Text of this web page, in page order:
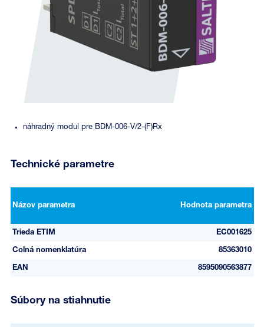
náhradný modul pre BDM-006-V/2-(F)Rx
Technické parametre
Názov parametra Hodnota parametra
Trieda ETIM EC001625
Colná nomenklatúra 85363010
EAN 8595090563877
Súbory na stiahnutie